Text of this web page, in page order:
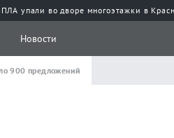
упали во дворе многоэтажки в
Новости
900 предложений